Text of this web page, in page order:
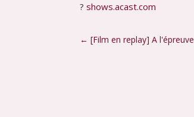
?shows.acast.com
←[Film en replay] A l'épreuve